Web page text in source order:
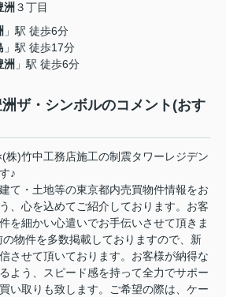
洲 ３丁目
」駅 徒歩6分
」駅 徒歩17分
洲 」駅 徒歩6分
ザ・シンボルのコメント(おす
株)竹中工務店施工の制震タワーレジデン
♪
て・土地等の東京都内売買物件情報をお
、心を込めてご紹介しております。お客
を細かい心遣いでお手伝いさせて頂きま
物件を多数掲載しておりますので、新
させて頂いております。お客様が納得な
よう、スピード感を持って全力でサポー
い取りも致します。ご希望の際は、ケー